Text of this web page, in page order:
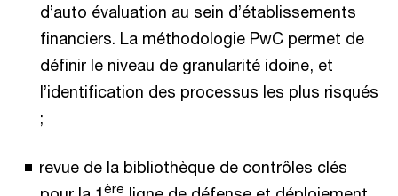
d’auto évaluation au sein d’établissements
financiers. La méthodologie PwC permet de
définir le niveau de granularité idoine, et
l’identification des processus les plus risqués
;
revue de la bibliothèque de contrôles clés
ère